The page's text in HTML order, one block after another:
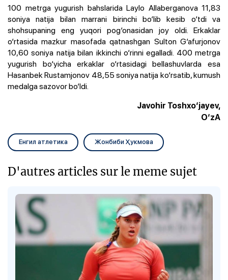
100 metrga yugurish bahslarida Laylo Allaberganova 11,83
soniya natija bilan marrani birinchi bo‘lib kesib o‘tdi va
shohsupaning eng yuqori pog‘onasidan joy oldi. Erkaklar
o‘rtasida mazkur masofada qatnashgan Sulton G‘afurjonov
10,60 soniya natija bilan ikkinchi o‘rinni egalladi. 400 metrga
yugurish bo‘yicha erkaklar o‘rtasidagi bellashuvlarda esa
Hasanbek Rustamjonov 48,55 soniya natija ko‘rsatib, kumush
medalga sazovor bo‘ldi.
Javohir Toshxo‘jayev,
O‘zA
Енгил атлетика Жонбиби Ҳукмова
D'autres articles sur le meme sujet